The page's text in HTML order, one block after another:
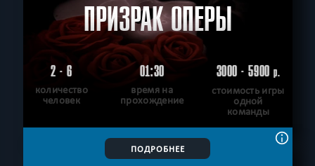
ПРИЗРАК ОПЕРЫ
2 - 6
количество
человек
01:30
время на
прохождение
3000 - 5900р.
стоимость игры
одной
команды
ПОДРОБНЕЕ